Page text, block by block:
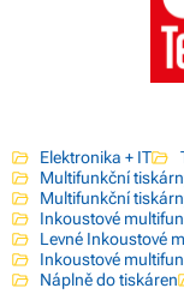
Elektronika + IT
Multifunkční
Multifunkční
Inkoustové
Levné Inkoustové
Inkoustové
Náplně do tiskáren